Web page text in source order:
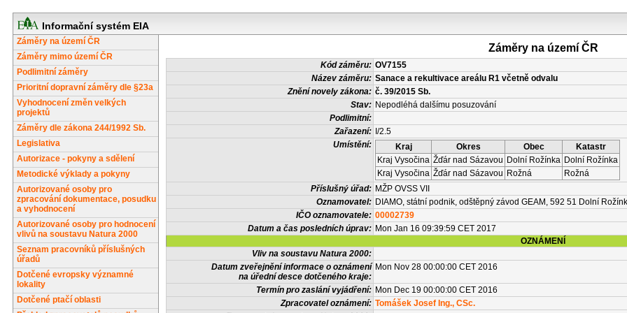
Informační systém EIA
Záměry na území ČR
Záměry mimo území ČR
Podlimitní záměry
Prioritní dopravní záměry dle §23a
Vyhodnocení změn velkých
projektů
Záměry dle zákona 244/1992 Sb.
Legislativa
Autorizace - pokyny a sdělení
Metodické výklady a pokyny
Autorizované osoby pro
zpracování dokumentace, posudku
a vyhodnocení
Autorizované osoby pro hodnocení
vlivů na soustavu Natura 2000
Seznam pracovníků příslušných
úřadů
Dotčené evropsky významné
lokality
Dotčené ptačí oblasti
Záměry na území ČR
Kód záměru: OV7155
Název záměru: Sanace a rekultivace areálu R1 včetně odvalu
Znění novely zákona: č. 39/2015 Sb.
Stav: Nepodléhá dalšímu posuzování
Podlimitní:
Zařazení: I/2.5
Umístění:
Kraj Okres Obec
Katastr
Kraj Vysočina Žďár nad Sázavou Dolní Rožínka Dolní Rožínka
Kraj Vysočina Žďár nad Sázavou Rožná
Rožná
Příslušný úřad: MŽP OVSS VII
Oznamovatel: DIAMO, státní podnik, odštěpný závod GEAM, 592 51 Dolní
IČO oznamovatele: 00002739
Datum a čas posledních úprav: Mon Jan 16 09:39:59 CET 2017
OZNÁMENÍ
Vliv na soustavu Natura 2000:
Datum zveřejnění informace o oznámení
na úřední desce dotčeného kraje:
Mon Nov 28 00:00:00 CET 2016
Termín pro zaslání vyjádření: Mon Dec 19 00:00:00 CET 2016
Zpracovatel oznámení: Tomášek Josef Ing., CSc.